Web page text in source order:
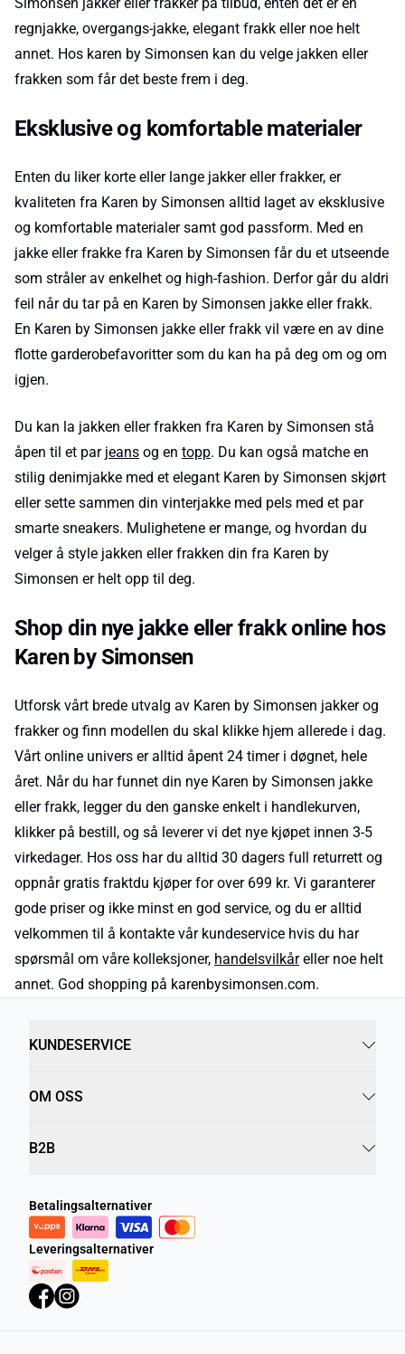
regnjakke, overgangs-jakke, elegant frakk eller noe helt
annet. Hos karen by Simonsen kan du velge jakken eller
frakken som får det beste frem i deg.
Eksklusive og komfortable materialer
Enten du liker korte eller lange jakker eller frakker, er
kvaliteten fra Karen by Simonsen alltid laget av eksklusive
og komfortable materialer samt god passform. Med en
jakke eller frakke fra Karen by Simonsen får du et utseende
som stråler av enkelhet og high-fashion. Derfor går du aldri
feil når du tar på en Karen by Simonsen jakke eller frakk.
En Karen by Simonsen jakke eller frakk vil være en av dine
flotte garderobefavoritter som du kan ha på deg om og om
igjen.
Du kan la jakken eller frakken fra Karen by Simonsen stå
åpen til et par jeans og en topp. Du kan også matche en
stilig denimjakke med et elegant Karen by Simonsen skjørt
eller sette sammen din vinterjakke med pels med et par
smarte sneakers. Mulighetene er mange, og hvordan du
velger å style jakken eller frakken din fra Karen by
Simonsen er helt opp til deg.
Shop din nye jakke eller frakk online hos
Karen by Simonsen
Utforsk vårt brede utvalg av Karen by Simonsen jakker og
frakker og finn modellen du skal klikke hjem allerede i dag.
Vårt online univers er alltid åpent 24 timer i døgnet, hele
året. Når du har funnet din nye Karen by Simonsen jakke
eller frakk, legger du den ganske enkelt i handlekurven,
klikker på bestill, og så leverer vi det nye kjøpet innen 3-5
virkedager. Hos oss har du alltid 30 dagers full returrett og
oppnår gratis fraktdu kjøper for over 699 kr. Vi garanterer
gode priser og ikke minst en god service, og du er alltid
velkommen til å kontakte vår kundeservice hvis du har
spørsmål om våre kolleksjoner, handelsvilkåreller noe helt
annet. God shopping på karenbysimonsen.com.
KUNDESERVICE
OM OSS
B2B
Betalingsalternativer
Leveringsalternativer